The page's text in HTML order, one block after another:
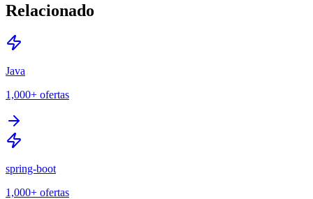
Relacionado
Java
1,000+ ofertas
spring-boot
1,000+ ofertas